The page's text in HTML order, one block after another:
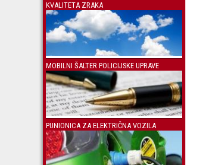
KVALITETA ZRAKA
MOBILNI ŠALTER POLICIJSKE UPRAVE
PUNIONICA ZA ELEKTRIČNA VOZILA